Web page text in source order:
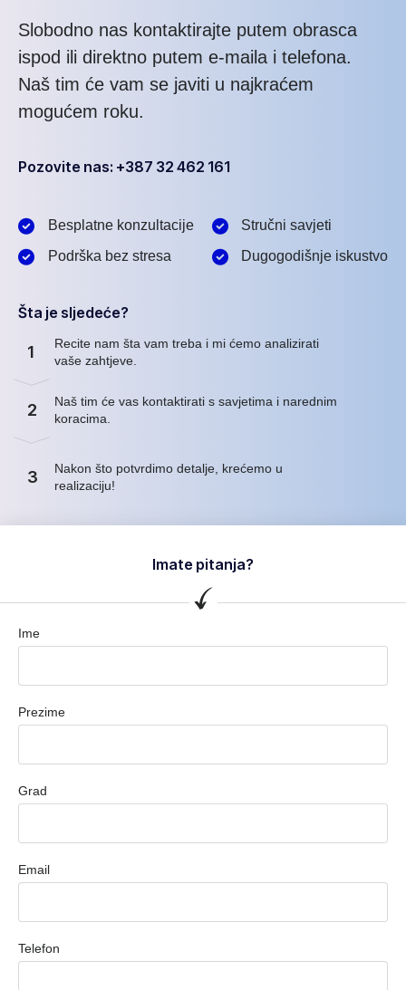
Slobodno nas kontaktirajte putem obrasca
ispod ili direktno putem e-maila i telefona.
Naš tim će vam se javiti u najkraćem
mogućem roku.
Pozovite nas: +387 32 462 161
Besplatne konzultacije
Podrška bez stresa
Stručni savjeti
Dugogodišnje iskustvo
Šta je sljedeće?
1
Recite nam šta vam treba i mi ćemo analizirati
vaše zahtjeve.
2
Naš tim će vas kontaktirati s savjetima i narednim
koracima.
3
Nakon što potvrdimo detalje, krećemo u
realizaciju!
Imate pitanja?
Ime
Prezime
Grad
Email
Telefon